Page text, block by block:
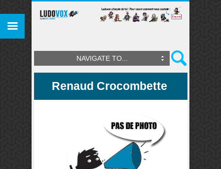
NAVIGATE TO...
Renaud Crocombette